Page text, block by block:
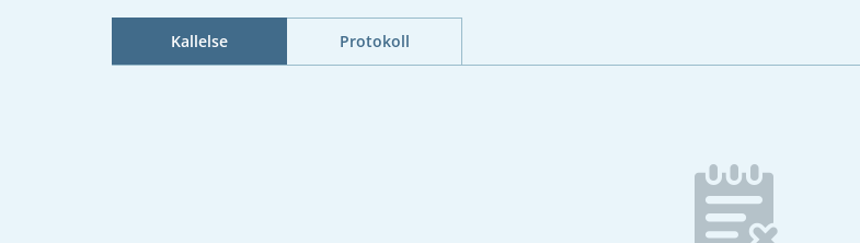
Kallelse Protokoll